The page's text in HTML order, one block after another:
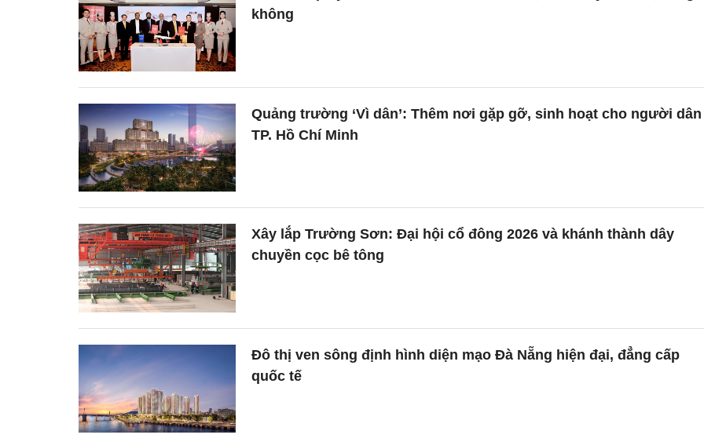
không
Quảng trường ‘Vì dân’: Thêm nơi gặp gỡ, sinh hoạt cho người dân
TP. Hồ Chí Minh
Xây lắp Trường Sơn: Đại hội cổ đông 2026 và khánh thành dây
chuyền cọc bê tông
Đô thị ven sông định hình diện mạo Đà Nẵng hiện đại, đẳng cấp
quốc tế